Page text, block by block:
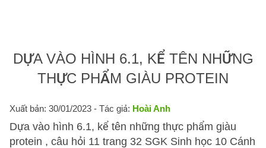
DỰA VÀO HÌNH 6.1, KỂ TÊN NHỮNG
THỰC PHẨM GIÀU PROTEIN
Xuất bản: 30/01/2023 - Tác giả: Hoài Anh
Dựa vào hình 6.1, kể tên những thực phẩm giàu
protein , câu hỏi 11 trang 32 SGK Sinh học 10 Cánh